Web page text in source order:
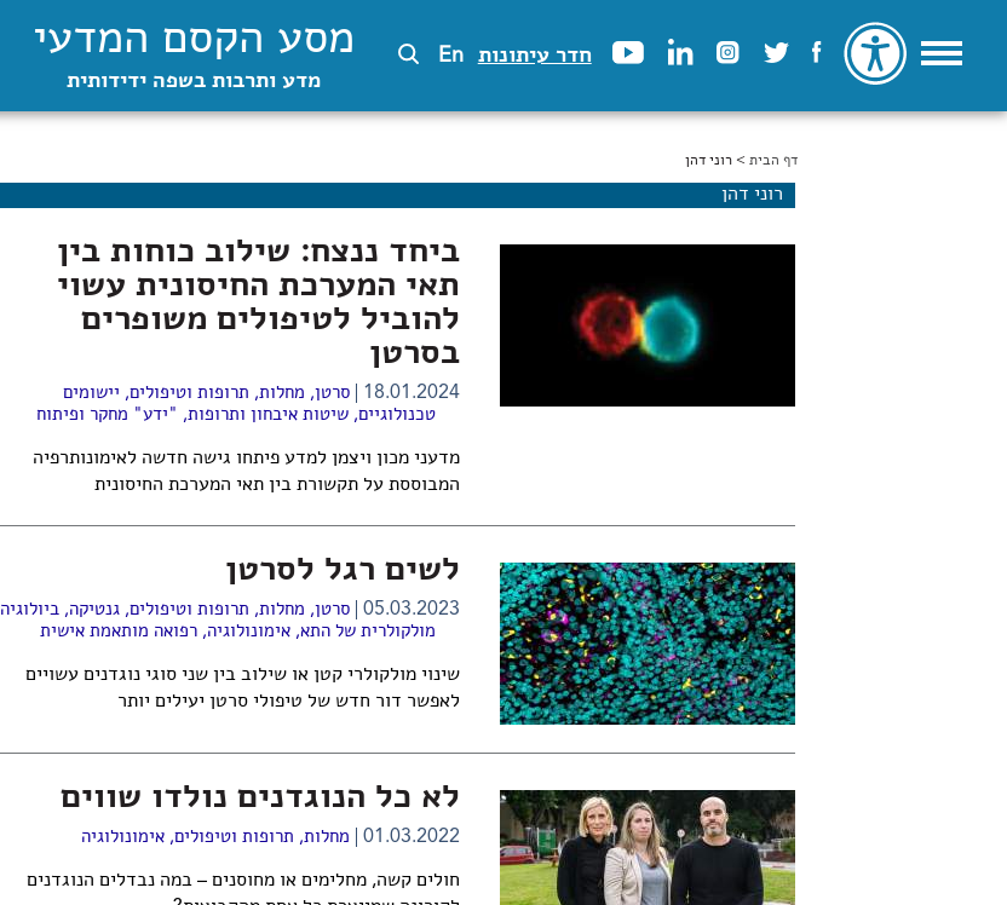
חדר עיתונות En מסע הקסם המדעי
מדע ותרבות בשפה ידידותית
הינך נמצא כאן
דף הבית > רוני דהן
רוני דהן
ביחד ננצח: שילוב כוחות בין
תאי המערכת החיסונית עשוי
להוביל לטיפולים משופרים
בסרטן
18.01.2024 סרטן, מחלות, תרופות וטיפולים, יישומים
טכנולוגיים,שיטות איבחון ותרופות, "ידע" מחקר ופיתוח
מדעני מכון ויצמן למדע פיתחו גישה חדשה לאימונותרפיה
המבוססת על תקשורת בין תאי המערכת החיסונית
לשים רגל לסרטן
05.03.2023 סרטן, מחלות, תרופות וטיפולים,גנטיקה,ביולוגיה
מולקולרית של התא,אימונולוגיה,רפואה מותאמת אישית
שינוי מולקולרי קטן או שילוב בין שני סוגי נוגדנים עשויים
לאפשר דור חדש של טיפולי סרטן יעילים יותר
לא כל הנוגדנים נולדו שווים
01.03.2022 מחלות, תרופות וטיפולים,אימונולוגיה
חולים קשה, מחלימים או מחוסנים – במה נבדלים הנוגדנים